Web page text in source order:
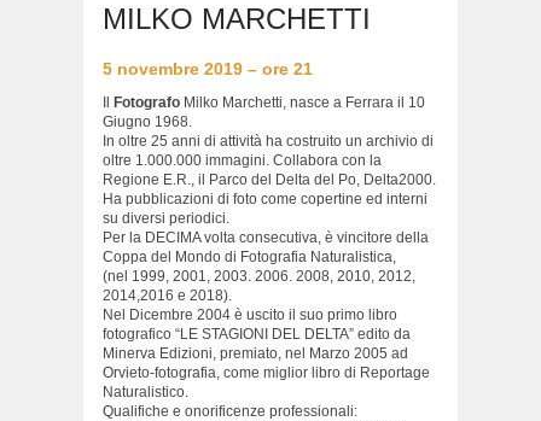
MILKO MARCHETTI
5 novembre 2019 – ore 21
Fotografo Milko Marchetti, nasce a Ferrara il 10
Giugno 1968.
In oltre 25 anni di attività ha costruito un archivio di
oltre 1.000.000 immagini. Collabora con la
Regione E.R., il Parco del Delta del Po, Delta2000.
Ha pubblicazioni di foto come copertine ed interni
su diversi periodici.
Per la DECIMA volta consecutiva, è vincitore della
Coppa del Mondo di Fotografia Naturalistica,
(nel 1999, 2001, 2003. 2006. 2008, 2010, 2012,
2014,2016 e 2018).
Nel Dicembre 2004 è uscito il suo primo libro
fotografico “LE STAGIONI DEL DELTA” edito da
Minerva Edizioni, premiato, nel Marzo 2005 ad
Orvieto-fotografia, come miglior libro di Reportage
Naturalistico.
Qualifiche e onorificenze professionali: